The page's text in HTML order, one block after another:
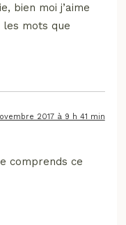
bien moi j’aime
les mots que
2017 à 9 h 41 min
comprends ce